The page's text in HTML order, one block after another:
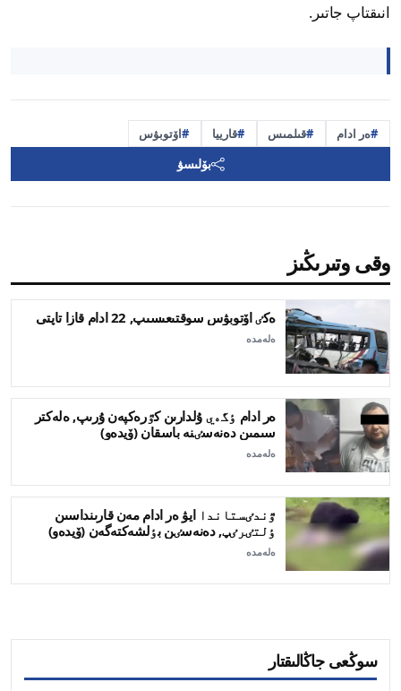
انىقتاپ جاتىر.
ەر ادام قىلمىس قارييا اۆتوبۋس
بۆلىسۋ
وقى وتىرىڭىز
ەكٸ اۆتوبۋس سوقتىعىسىپ, 22 ادام قازا تاپتى
ەلەمدە
ەر ادام ٶگەي ۇلدارىن كٷرەكپەن ۇرىپ, ەلەكتر
سىمىن دەنەسٸنە باسقان (ۆيدەو)
ەلەمدە
ٷندٸستاندا ايۋ ەر ادام مەن قارىنداسىن
ٶلتٸرٸپ, دەنەسٸن بٶلشەكتەگەن (ۆيدەو)
ەلەمدە
سوڭعى جاڭالىقتار